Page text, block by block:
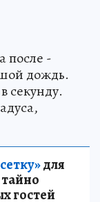
после -
дождь.
секунду.
для
гостей